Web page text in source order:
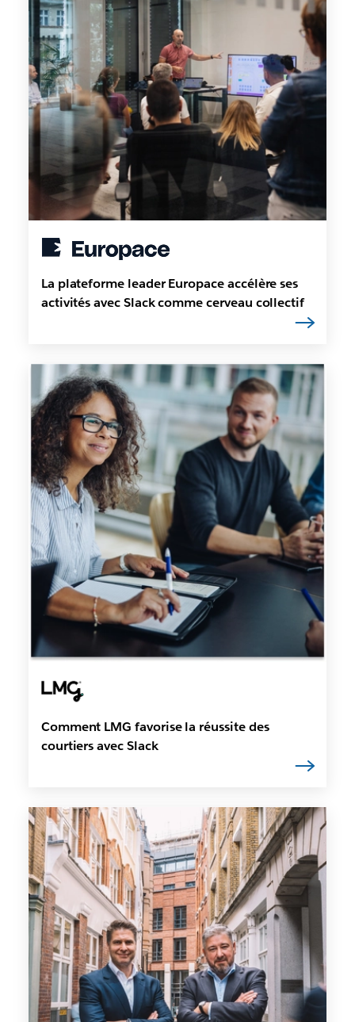
La plateforme leader Europace accélère ses
activités avec Slack comme cerveau collectif
Comment LMG favorise la réussite des
courtiers avec Slack